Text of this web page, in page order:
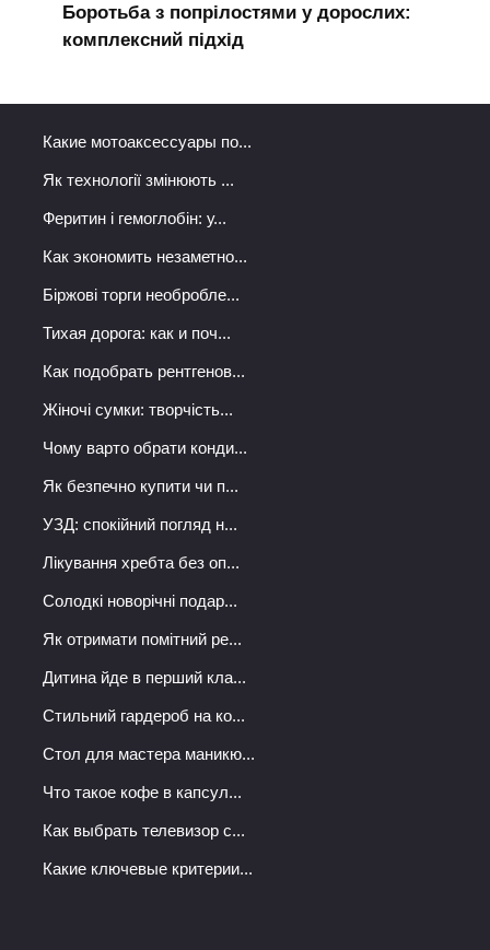
Боротьба з попрілостями у дорослих:
комплексний підхід
Какие мотоаксессуары по...
Як технології змінюють ...
Феритин і гемоглобін: у...
Как экономить незаметно...
Біржові торги необробле...
Тихая дорога: как и поч...
Как подобрать рентгенов...
Жіночі сумки: творчість...
Чому варто обрати конди...
Як безпечно купити чи п...
УЗД: спокійний погляд н...
Лікування хребта без оп...
Солодкі новорічні подар...
Як отримати помітний ре...
Дитина йде в перший кла...
Стильний гардероб на ко...
Стол для мастера маникю...
Что такое кофе в капсул...
Как выбрать телевизор с...
Какие ключевые критерии...